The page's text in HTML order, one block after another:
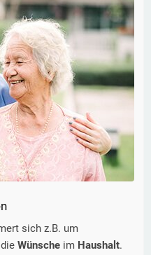
sich z.B. um
Wünsche im Haushalt.